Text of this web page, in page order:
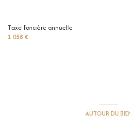
Taxe foncière annuelle
1 058 €
AUTOUR DU